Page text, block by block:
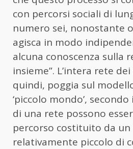
con percorsi sociali di
numero sei, nonostante
agisca in modo
alcuna conoscenza sulla
insieme”. L’intera rete
quindi, poggia sul
‘piccolo mondo’,
di una rete possono
percorso costituito da
relativamente piccolo di